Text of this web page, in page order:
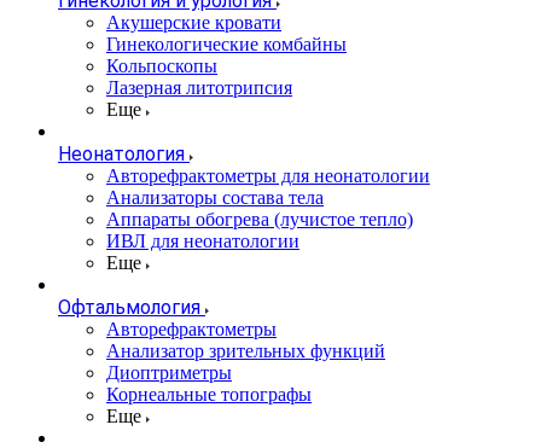
Акушерские кровати
Гинекологические комбайны
Кольпоскопы
Лазерная литотрипсия
Еще
Неонатология
Авторефрактометры для неонатологии
Анализаторы состава тела
Аппараты обогрева (лучистое тепло)
ИВЛ для неонатологии
Еще
Офтальмология
Авторефрактометры
Анализатор зрительных функций
Диоптриметры
Корнеальные топографы
Еще